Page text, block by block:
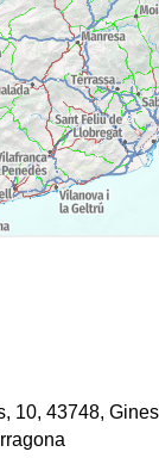
10, 43748,